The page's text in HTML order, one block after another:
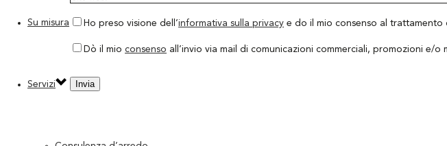
Su misura
Servizi
Ho preso visione dell’informativa sulla privacy e do il mio consenso al trattamento
Dò il mio consenso all’invio via mail di comunicazioni commerciali, promozioni